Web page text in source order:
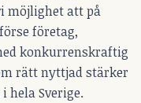
möjlighet att på
företag,
konkurrenskraftig
rätt nyttjad stärker
hela Sverige.